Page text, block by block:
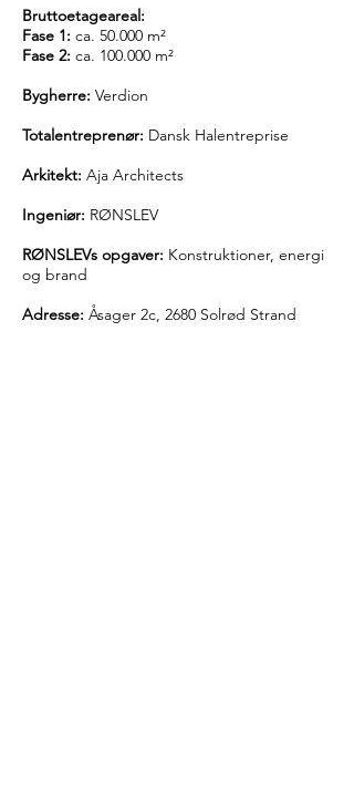
Bruttoetageareal:
Fase 1: ca. 50.000 m²
Fase 2: ca. 100.000 m²
Bygherre: Verdion
Totalentreprenør: Dansk Halentreprise
Arkitekt: Aja Architects
Ingeniør: RØNSLEV
RØNSLEVs opgaver: Konstruktioner, energi
og brand
Adresse: Åsager 2c, 2680 Solrød Strand